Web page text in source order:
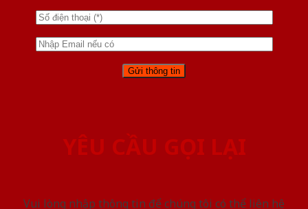
YÊU CẦU GỌI LẠI
Vui lòng nhập thông tin để chúng tôi có thể liên hệ